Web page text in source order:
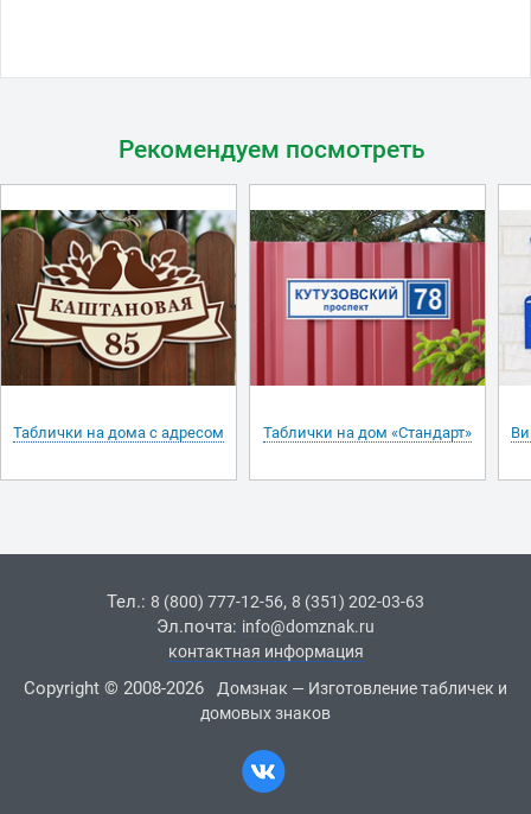
Рекомендуем посмотреть
Таблички на дома с адресом Таблички на дом «Стандарт»
Тел.: 8 (800) 777-12-56, 8 (351) 202-03-63
Эл.почта: info@domznak.ru
контактная информация
Copyright © 2008-2026
Домзнак — Изготовление табличек и
домовых знаков